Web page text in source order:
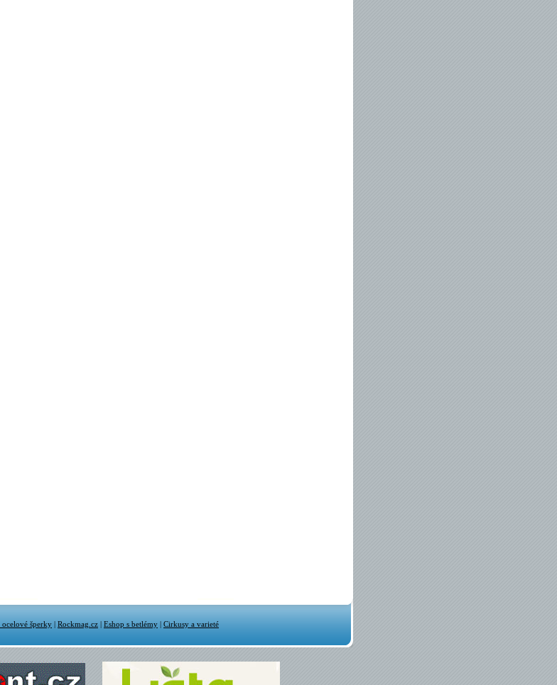
ocelové šperky | Rockmag.cz | Eshop s betlémy | Cirkusy a varieté